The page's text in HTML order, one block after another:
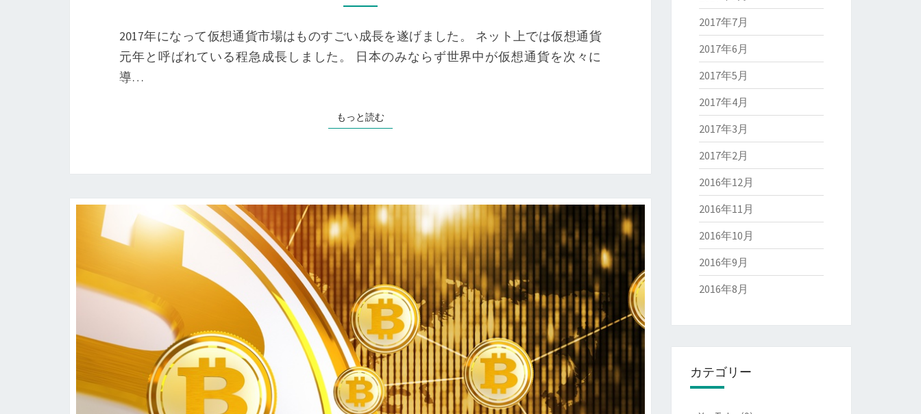
ン
ピ
ン
後
ビ
コ
イ
ン
は
ど
の
よ
う
に
な
っ
て
い
く
2017年になって仮想通貨市場はものすごい成長を遂げました。 ネット上では仮想通貨
元年と呼ばれている程急成長しました。 日本のみならず世界中が仮想通貨を次々に
導…
もっと読むもっと読む
2017年7月
2017年6月
2017年5月
2017年4月
2017年3月
2017年2月
2016年12月
2016年11月
2016年10月
2016年9月
2016年8月
カテゴリー